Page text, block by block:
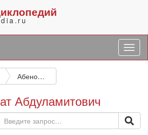
Абенов Мурат Абдуламитович
Абдуламитович